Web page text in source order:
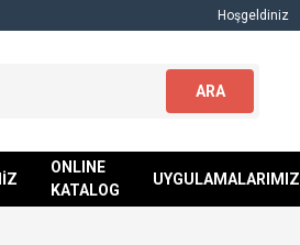
Hoşgeldiniz
ARA
ONLINE
KATALOG
UYGULAMALARIMIZ